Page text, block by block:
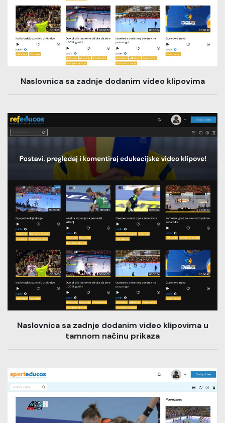
Naslovnica sa zadnje dodanim video klipovima
Naslovnica sa zadnje dodanim video klipovima u
tamnom načinu prikaza